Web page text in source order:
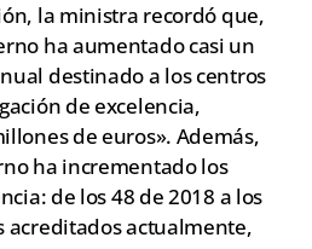
la ministra recordó que,
ha aumentado casi un
destinado a los centros
de excelencia,
de euros». Además,
ha incrementado los
de los 48 de 2018 a los
acreditados actualmente,